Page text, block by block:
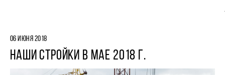
06 ИЮНЯ 2018
НАШИ СТРОЙКИ В МАЕ 2018 Г.